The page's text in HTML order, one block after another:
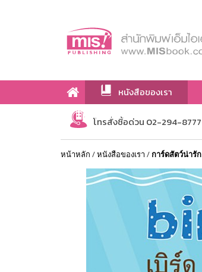
หนังสือของเรา
เกี่ยวกับเรา
โทรสั่งซื้อด่วน 02-294-8777
หน้าหลัก /หนังสือของเรา /การ์ดสัตว์น่ารัก